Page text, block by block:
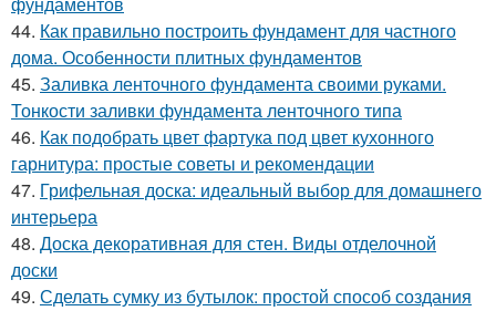
44. Как правильно построить фундамент для частного
дома. Особенности плитных фундаментов
45. Заливка ленточного фундамента своими руками.
Тонкости заливки фундамента ленточного типа
46. Как подобрать цвет фартука под цвет кухонного
гарнитура: простые советы и рекомендации
47. Грифельная доска: идеальный выбор для домашнего
интерьера
48. Доска декоративная для стен. Виды отделочной
доски
49. Сделать сумку из бутылок: простой способ создания